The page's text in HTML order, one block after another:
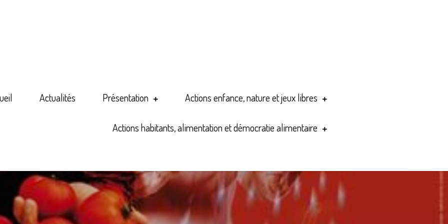
Actualités Présentation Actions enfance, nature et jeux libres
Actions habitants, alimentation et démocratie alimentaire